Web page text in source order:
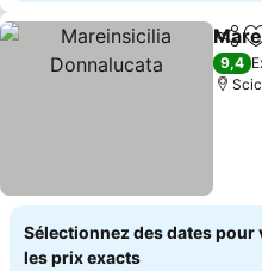
9,4
Sélectionnez des dates pour
les prix exacts